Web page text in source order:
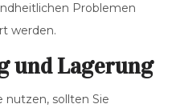
Problemen
werden.
und Lagerung
nutzen, sollten Sie